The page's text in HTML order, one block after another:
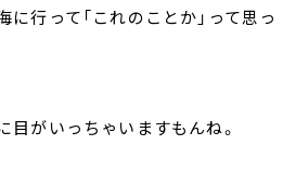
に行って「これのことか」って思っ
目がいっちゃいますもんね。